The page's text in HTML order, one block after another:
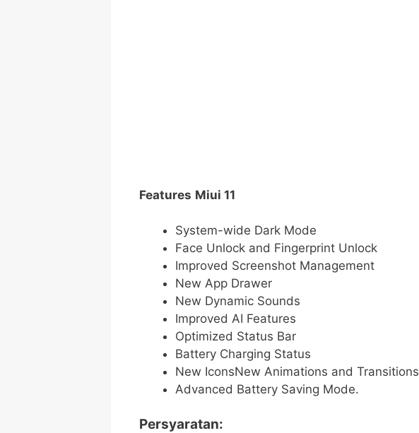
Features Miui 11
System-wide Dark Mode
Face Unlock and Fingerprint Unlock
Improved Screenshot Management
New App Drawer
New Dynamic Sounds
Improved AI Features
Optimized Status Bar
Battery Charging Status
New IconsNew Animations and Transitions
Advanced Battery Saving Mode.
Persyaratan: